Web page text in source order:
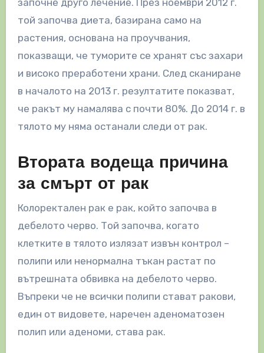
той започва диета, базирана само на
растения, основана на проучвания,
показващи, че туморите се хранят със захари
и високо преработени храни. След сканиране
в началото на 2013 г. резултатите показват,
че ракът му намалява с почти 80%. До 2014 г. в
тялото му няма останали следи от рак.
Втората водеща причина
за смърт от рак
Колоректален рак е рак, който започва в
дебелото черво. Той започва, когато
клетките в тялото излязат извън контрол –
полипи или ненормална тъкан растат по
вътрешната обвивка на дебелото черво.
Въпреки че не всички полипи стават ракови,
един от видовете, наречен аденоматозен
полип или аденоми, става рак.